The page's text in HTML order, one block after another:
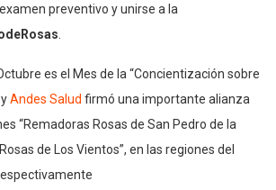
preventivo y unirse a la
es el Mes de la “Concientización sobre
Andes Salud firmó una importante alianza
“Remadoras Rosas de San Pedro de la
de Los Vientos”, en las regiones del